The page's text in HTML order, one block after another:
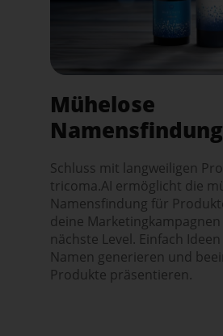
Mühelose
Namensfindung
Schluss mit langweiligen
tricoma.AI ermöglicht die
Namensfindung für
deine Marketingkampagnen
nächste Level. Einfach
Namen generieren und
Produkte präsentieren.